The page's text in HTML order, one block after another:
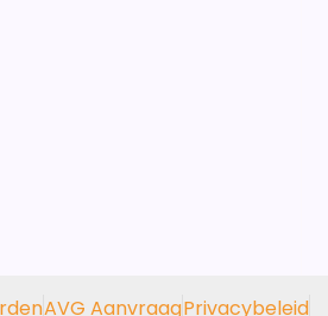
AVG AanvraagPrivacybeleid